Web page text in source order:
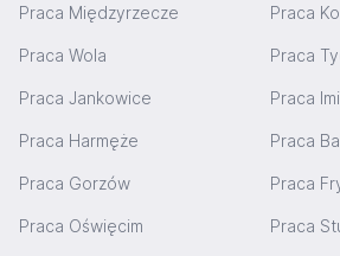
Praca Międzyrzecze Praca
Praca Wola Praca
Praca Jankowice Praca
Praca Harmęże Praca
Praca Gorzów Praca
Praca Oświęcim Praca